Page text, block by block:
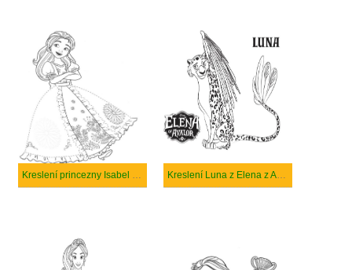
Kreslení princezny Isabel z Elena z Avaloru Kreslení Luna z Elena z Avaloru